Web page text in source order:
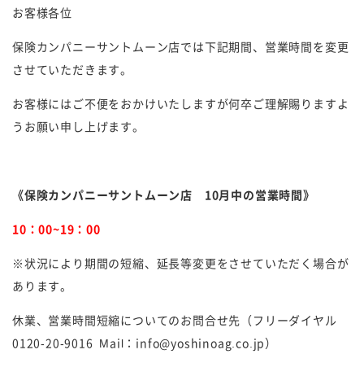
お客様各位
保険カンパニーサントムーン店では下記期間、営業時間を変更
させていただきます。
お客様にはご不便をおかけいたしますが何卒ご理解賜りますよ
うお願い申し上げます。
《保険カンパニーサントムーン店 10月中の営業時間》
10：00~19：00
※状況により期間の短縮、延長等変更をさせていただく場合が
あります。
休業、営業時間短縮についてのお問合せ先（フリーダイヤル
0120-20-9016 Mail：info@yoshinoag.co.jp）